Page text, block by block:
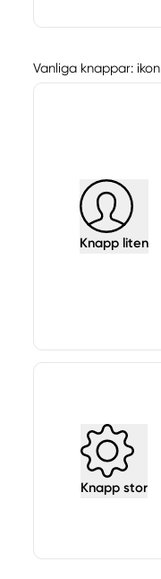
Vanliga knappar: ikon
Knapp liten
Knapp stor